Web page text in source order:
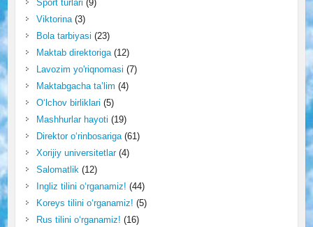
Sport turlari (9)
Viktorina(3)
Bola tarbiyasi (23)
Maktab direktoriga(12)
Lavozim yo'riqnomasi (7)
Maktabgacha ta’lim (4)
O‘lchov birliklari (5)
Mashhurlar hayoti (19)
Direktor o‘rinbosariga(61)
Xorijiy universitetlar(4)
Salomatlik (12)
Ingliz tilini o‘rganamiz! (44)
Koreys tilini o‘rganamiz! (5)
Rus tilini o‘rganamiz! (16)